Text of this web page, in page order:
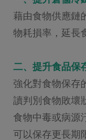
藉由食物供應鏈
物耗損率，延長
二、提升食品保
強化對食物保存
讀判別食物敗壞
食物中毒或病源
可以保存更長期